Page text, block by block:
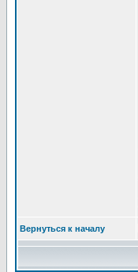
Вернуться к началу